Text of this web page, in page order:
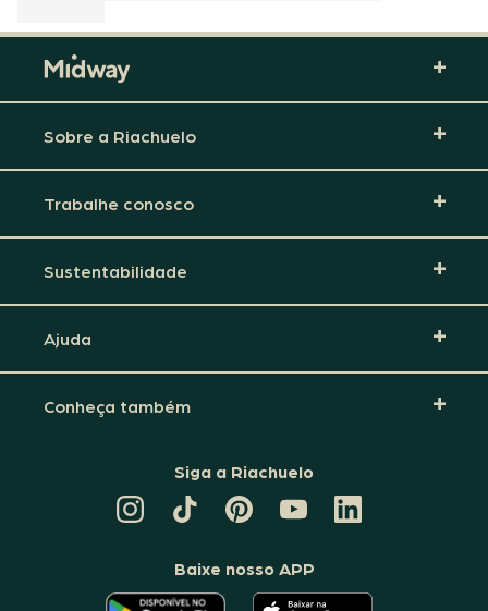
Sobre a Riachuelo
Trabalhe conosco
Sustentabilidade
Ajuda
Conheça também
Siga a Riachuelo
TIKTOK
DA
PINTEREST
DA
CANAL
DA
RIACHUELO
LINKEDIN
DA
Baixe nosso APP
O O